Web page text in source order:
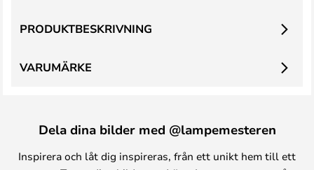
PRODUKTBESKRIVNING
VARUMÄRKE
Dela dina bilder med @lampemesteren
Inspirera och låt dig inspireras, från ett unikt hem till ett